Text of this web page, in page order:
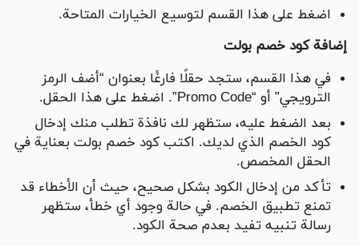
اضغط على هذا القسم لتوسيع الخيارات المتاحة.
إضافة كود خصم بولت
في هذا القسم، ستجد حقلًا فارغًا بعنوان “أضف الرمز
الترويجي” أو “Promo Code”. اضغط على هذا الحقل.
بعد الضغط عليه، ستظهر لك نافذة تطلب منك إدخال
كود الخصم الذي لديك. اكتب كود خصم بولت بعناية في
الحقل المخصص.
تأكد من إدخال الكود بشكل صحيح، حيث أن الأخطاء قد
تمنع تطبيق الخصم. في حالة وجود أي خطأ، ستظهر
رسالة تنبيه تفيد بعدم صحة الكود.